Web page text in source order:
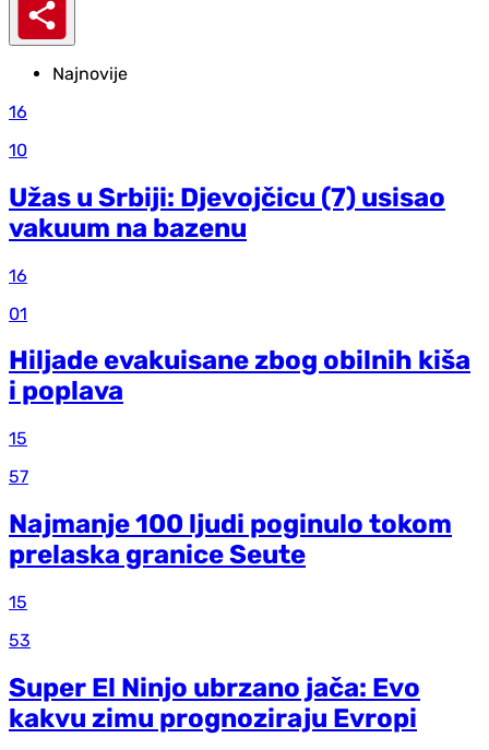
Najnovije
16
10
Užas u Srbiji: Djevojčicu (7) usisao
vakuum na bazenu
16
01
Hiljade evakuisane zbog obilnih kiša
i poplava
15
57
Najmanje 100 ljudi poginulo tokom
prelaska granice Seute
15
53
Super El Ninjo ubrzano jača: Evo
kakvu zimu prognoziraju Evropi